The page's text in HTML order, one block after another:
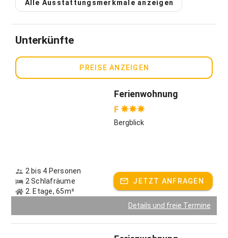
In unserer Umgebung gibt es für jedes Wetter viele tolle
Gastgeber spricht:
Alle Ausstattungsmerkmale anzeigen
Unterkünfte
PREISE ANZEIGEN
Ferienwohnung
F
Bergblick
2 bis 4 Personen
2 Schlafräume
2. Etage, 65m²
JETZT ANFRAGEN
Details und freie Termine